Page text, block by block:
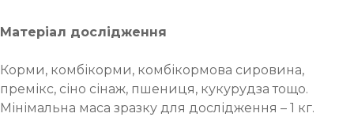
Матеріал дослідження
Корми, комбікорми, комбікормова сировина,
премікс, сіно сінаж, пшениця, кукурудза тощо.
Мінімальна маса зразку для дослідження – 1 кг.